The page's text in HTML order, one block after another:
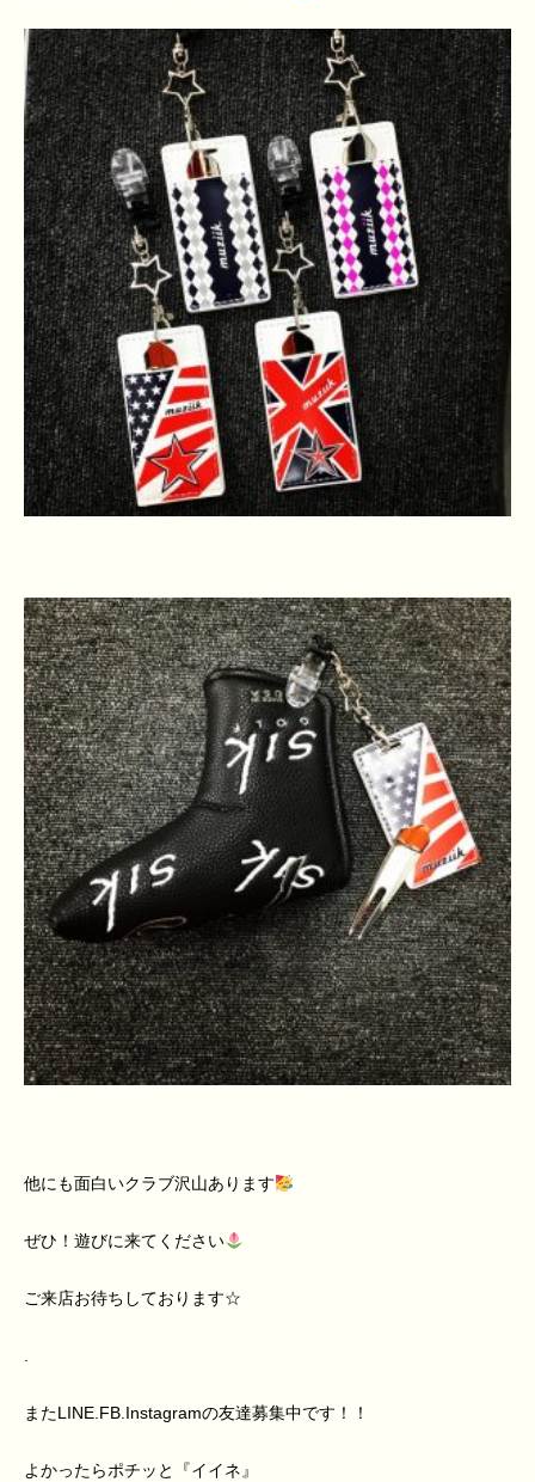
他にも面白いクラブ沢山あります
ぜひ！遊びに来てください
ご来店お待ちしております☆
.
またLINE.FB.Instagramの友達募集中です！！
よかったらポチッと『イイネ』